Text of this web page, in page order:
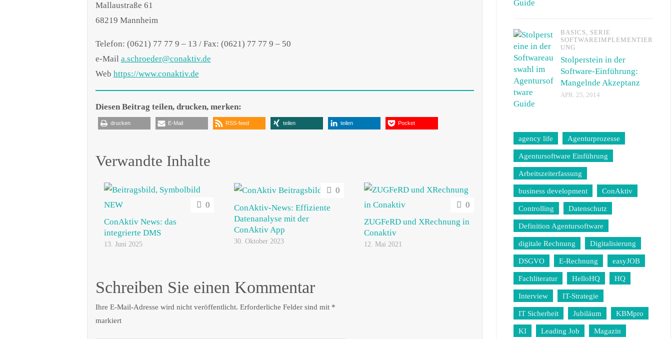
Mallaustraße 61
68219 Mannheim
Telefon: (0621) 77 77 9 – 13 / Fax: (0621) 77 77 9 – 50
e-Mail a.schroeder@conaktiv.de
Web https://www.conaktiv.de
Diesen Beitrag teilen, drucken, merken:
drucken E-Mail RSS-feed teilen teilen Pocket
Verwandte Inhalte
0
ConAktiv News: das
integrierte DMS
13. Juni 2025
0
ConAktiv-News: Effiziente
Datenanalyse mit der
ConAktiv App
30. Oktober 2023
0
ZUGFeRD und XRechnung in
Conaktiv
12. Mai 2021
Schreiben Sie einen Kommentar
Ihre E-Mail-Adresse wird nicht veröffentlicht. Erforderliche Felder sind mit *
markiert
BASICS
SERIE
SOFTWAREIMPLEMENTIER
UNG
Stolperstein in der
Software-Einführung:
Mangelnde Akzeptanz
APR. 25, 2014
agency life Agenturprozesse
Agentursoftware Einführung
Arbeitszeiterfassung
business development ConAktiv
Controlling Datenschutz
Definition Agentursoftware
digitale Rechnung Digitalisierung
DSGVO E-Rechnung easyJOB
Fachliteratur HelloHQ HQ
Interview IT-Strategie
IT Sicherheit Jubiläum KBMpro
KI Leading Job Magazin